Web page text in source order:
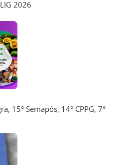
2026
15° Semapós, 14° CPPG, 7°